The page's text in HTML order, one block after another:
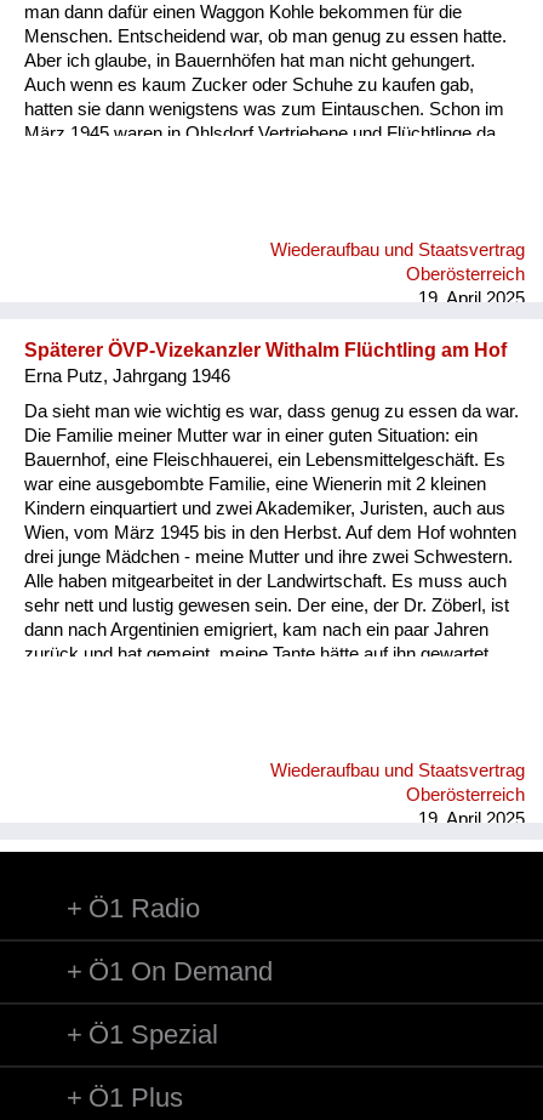
man dann dafür einen Waggon Kohle bekommen für die
Menschen. Entscheidend war, ob man genug zu essen hatte.
Aber ich glaube, in Bauernhöfen hat man nicht gehungert.
Auch wenn es kaum Zucker oder Schuhe zu kaufen gab,
hatten sie dann wenigstens was zum Eintauschen. Schon im
März 1945 waren in Ohlsdorf Vertriebene und Flüchtlinge da.
Jahrzehnte lebendig geblieben von den Einquartierten und den
dann wieder auf die Beine Gekommenen. In den 1950er
Jahren, da war ich so sieben, acht, da hat ein Mann i...
Wiederaufbau und Staatsvertrag
Oberösterreich
19. April 2025
Späterer ÖVP-Vizekanzler Withalm Flüchtling am Hof
Erna Putz, Jahrgang 1946
Da sieht man wie wichtig es war, dass genug zu essen da war.
Die Familie meiner Mutter war in einer guten Situation: ein
Bauernhof, eine Fleischhauerei, ein Lebensmittelgeschäft. Es
war eine ausgebombte Familie, eine Wienerin mit 2 kleinen
Kindern einquartiert und zwei Akademiker, Juristen, auch aus
Wien, vom März 1945 bis in den Herbst. Auf dem Hof wohnten
drei junge Mädchen - meine Mutter und ihre zwei Schwestern.
Alle haben mitgearbeitet in der Landwirtschaft. Es muss auch
sehr nett und lustig gewesen sein. Der eine, der Dr. Zöberl, ist
dann nach Argentinien emigriert, kam nach ein paar Jahren
zurück und hat gemeint, meine Tante hätte auf ihn gewartet...
wurde dann Vizekanzler. Die Verbindung dieser Menschen,
Wiederaufbau und Staatsvertrag
Oberösterreich
19. April 2025
Ö1 Radio
Ö1 On Demand
Ö1 Spezial
Ö1 Plus